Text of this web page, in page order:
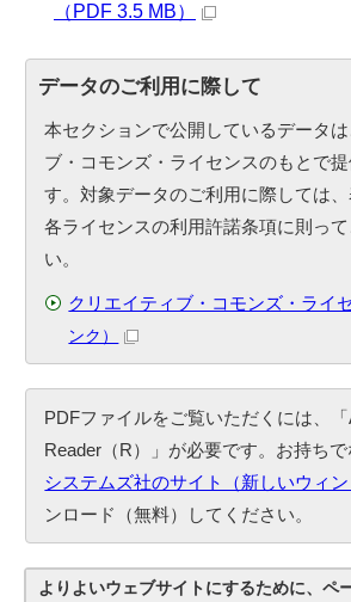
（PDF 3.5 MB）
データのご利用に際して
本セクションで公開しているデータ
ブ・コモンズ・ライセンスのもとで
す。対象データのご利用に際しては
各ライセンスの利用許諾条項に則っ
い。
クリエイティブ・コモンズ・ライ
ンク）
PDFファイルをご覧いただくには、「
Reader（R）」が必要です。お持ち
システムズ社のサイト（新しいウィ
ンロード（無料）してください。
よりよいウェブサイトにするために、ペ